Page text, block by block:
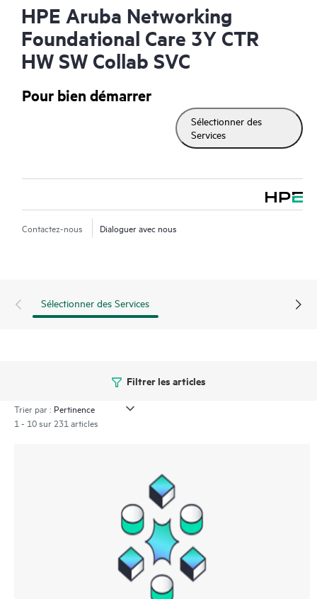
HPE Aruba Networking
Foundational Care 3Y CTR
HW SW Collab SVC
Pour bien démarrer
Sélectionner des
Services
Contactez-nous Dialoguer avec nous
Sélectionner des Services
Filtrer les articles
Trier par :
1 - 10 sur 231 articles